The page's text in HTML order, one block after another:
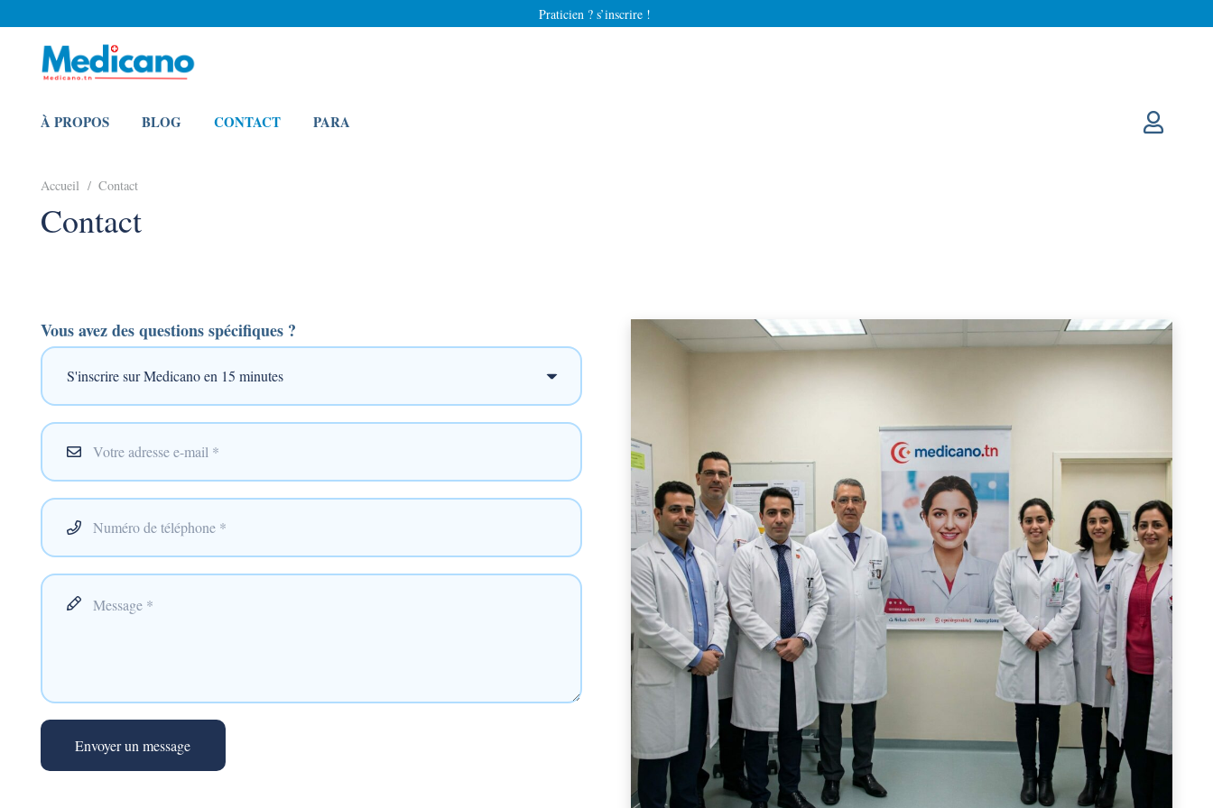
Praticien ? s’inscrire !
À PROPOS BLOG CONTACT PARA
Accueil / Contact
Contact
Vous avez des questions spécifiques ?
Envoyer un message